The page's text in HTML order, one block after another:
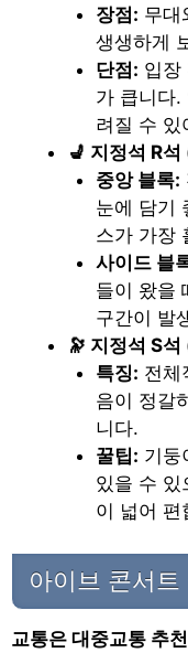
장점: 무대
생생하게
단점: 입장
가 큽니다.
려질 수 있
💺 지정석 R
중앙 블록:
눈에 담기
스가 가장
사이드 블
들이 왔을
구간이 발
🔭 지정석 S
특징: 전체
음이 정갈
니다.
꿀팁: 기둥
있을 수 있
이 넓어 편
아이브 콘서트
교통은 대중교통 추